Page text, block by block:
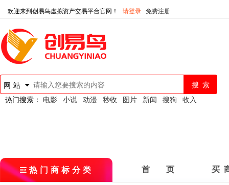
欢迎来到创易鸟虚拟资产交易平台官网！ 请登录 免费注册
网站
热门搜索： 电影 小说 动漫 秒收 图片 新闻 搜狗 收入
热门商标分类 首 页 买